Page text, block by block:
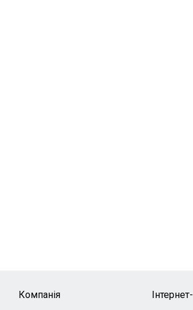
Компанія